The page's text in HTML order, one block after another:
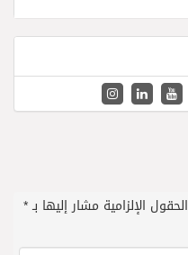
الحقول الإلزامية مشار إليها بـ*